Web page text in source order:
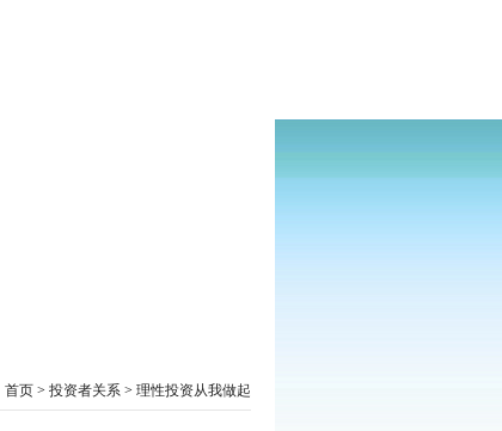
首页> 投资者关系 > 理性投资从我做起